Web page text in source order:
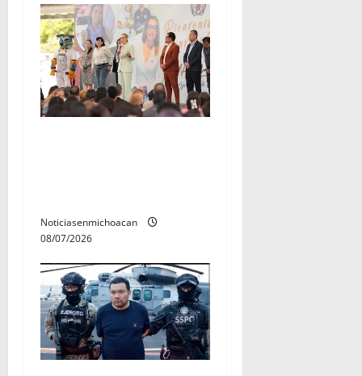
Noticiasenmichoacan
08/07/2026